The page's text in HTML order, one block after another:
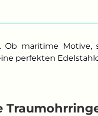
Ob maritime
perfekten